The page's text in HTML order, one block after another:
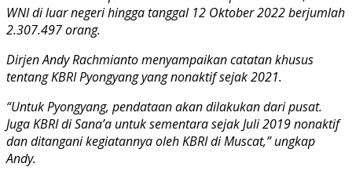
WNI di luar negeri hingga tanggal 12 Oktober 2022 berjumlah
2.307.497 orang.
Dirjen Andy Rachmianto menyampaikan catatan khusus
tentang KBRI Pyongyang yang nonaktif sejak 2021.
“Untuk Pyongyang, pendataan akan dilakukan dari pusat.
Juga KBRI di Sana’a untuk sementara sejak Juli 2019 nonaktif
dan ditangani kegiatannya oleh KBRI di Muscat,” ungkap
Andy.